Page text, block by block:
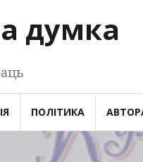
думка
ПОЛІТИКА